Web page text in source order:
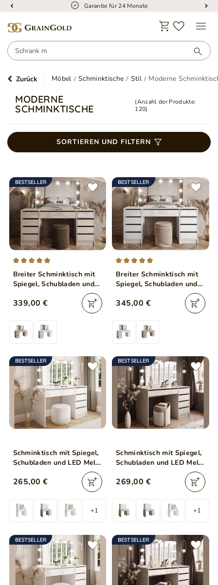
Kostenloser Versand
Zurück Möbel Schminktische Stil Moderne
MODERNE
SCHMINKTISCHE
(Anzahl der Produkte:
120)
SORTIEREN UND FILTERN
BESTSELLER
Breiter Schminktisch mit
Spiegel, Schubladen und
LED-Beleuchtung Melo
Elite Kaschmir Hochglanz
339,00 €
BESTSELLER
Breiter Schminktisch mit
Spiegel, Schubladen und
LED-Beleuchtung Melo
Elite Weiß Hochglanz
345,00 €
BESTSELLER
Schminktisch mit Spiegel,
Schubladen und LED Melo
265,00 €
+1
BESTSELLER
Schminktisch mit Spiegel,
Schubladen und LED Melo
269,00 €
+1
BESTSELLER BESTSELLER